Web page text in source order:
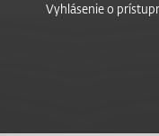
Vyhlásenie o